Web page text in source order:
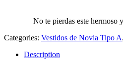
No te pierdas este hermoso
Categories: Vestidos de Novia Tipo A,
Description